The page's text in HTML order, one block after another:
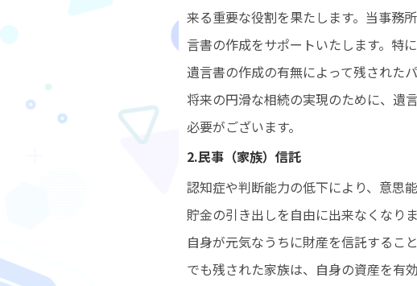
来る重要な役割を果たします。当事務
言書の作成をサポートいたします。特
遺言書の作成の有無によって残された
将来の円滑な相続の実現のために、遺
必要がございます。
2.民事（家族）信託
認知症や判断能力の低下により、意思
貯金の引き出しを自由に出来なくなり
自身が元気なうちに財産を信託するこ
でも残された家族は、自身の資産を有